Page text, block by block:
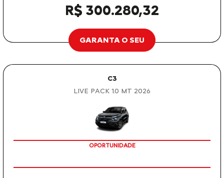
R$ 300.280,32
GARANTA O SEU
C3
LIVE PACK 1.0 MT 2026
OPORTUNIDADE